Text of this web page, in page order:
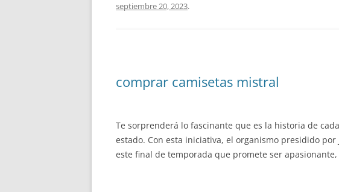
septiembre 20, 2023.
comprar camisetas mistral
Te sorprenderá lo fascinante que es la historia de
estado. Con esta iniciativa, el organismo presidido
este final de temporada que promete ser